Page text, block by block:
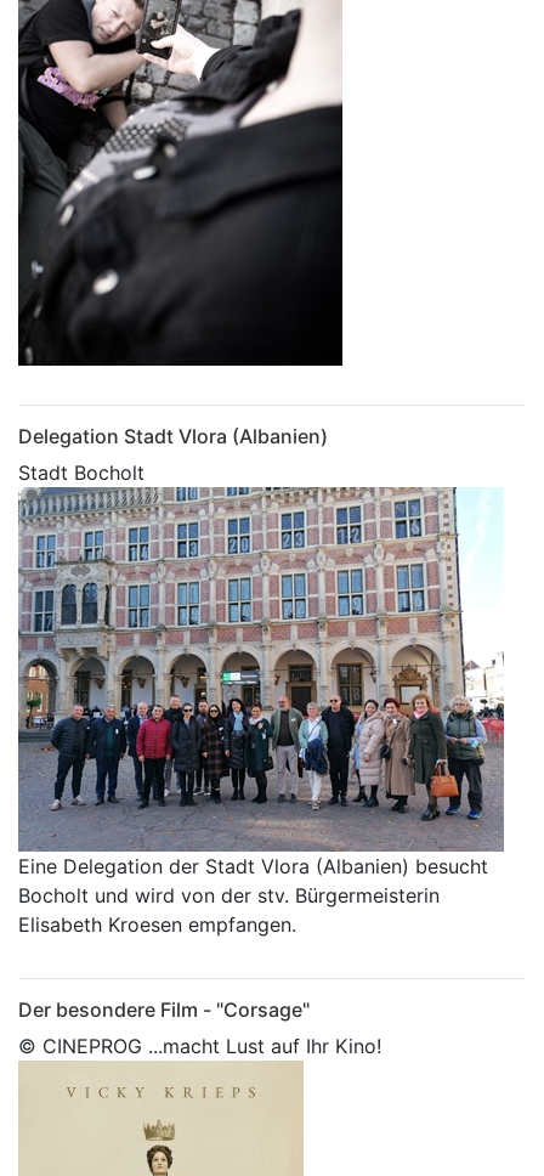
Delegation Stadt Vlora (Albanien)
Stadt Bocholt
Eine Delegation der Stadt Vlora (Albanien) besucht
Bocholt und wird von der stv. Bürgermeisterin
Elisabeth Kroesen empfangen.
Der besondere Film - "Corsage"
© CINEPROG ...macht Lust auf Ihr Kino!